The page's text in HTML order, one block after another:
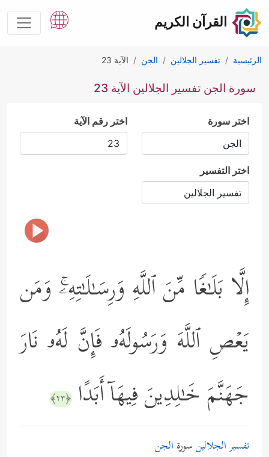
القرآن الكريم
الرئيسية تفسير الجلالين الجن الآية 23
سورة الجن تفسير الجلالين الآية 23
اختر سورة اختر رقم الآية
اختر التفسير
إِلَّا بَلَـٰغࣰا مِّنَ ٱللَّهِ وَرِسَـٰلَـٰتِهِۦۚ وَمَن
یَعۡصِ ٱللَّهَ وَرَسُولَهُۥ فَإِنَّ لَهُۥ نَارَ
جَهَنَّمَ خَـٰلِدِینَ فِیهَاۤ أَبَدًا ﴿٢٣﴾
تفسير الجلالينسورة الجن